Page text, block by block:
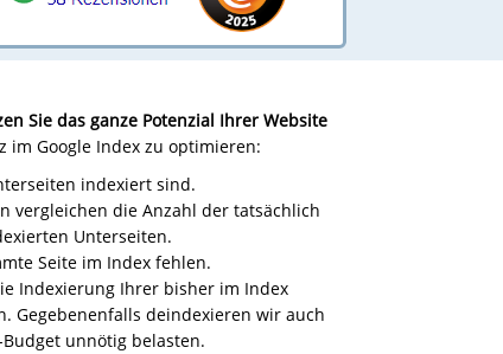
Sie das ganze Potenzial Ihrer Website
im Google Index zu optimieren:
indexiert sind.
vergleichen die Anzahl der tatsächlich
Unterseiten.
Seite im Index fehlen.
Indexierung Ihrer bisher im Index
Gegebenenfalls deindexieren wir auch
unnötig belasten.